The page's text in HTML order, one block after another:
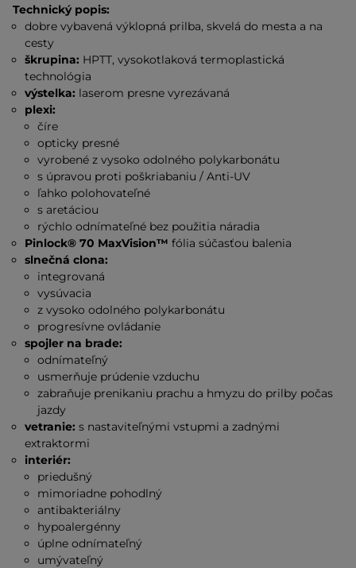
Technický popis:
dobre vybavená výklopná prilba, skvelá do mesta a na
cesty
škrupina: HPTT, vysokotlaková termoplastická
technológia
výstelka: laserom presne vyrezávaná
plexi:
číre
opticky presné
vyrobené z vysoko odolného polykarbonátu
s úpravou proti poškriabaniu / Anti-UV
ľahko polohovateľné
s aretáciou
rýchlo odnímateľné bez použitia náradia
Pinlock® 70 MaxVision™fóliasúčasťou balenia
slnečná clona:
integrovaná
vysúvacia
z vysoko odolného polykarbonátu
progresívne ovládanie
spojler na brade:
odnímateľný
usmerňuje prúdenie vzduchu
zabraňuje prenikaniu prachu a hmyzu do prilby počas
jazdy
vetranie:s nastaviteľnými vstupmi a zadnými
extraktormi
interiér:
priedušný
mimoriadne pohodlný
antibakteriálny
hypoalergénny
úplne odnímateľný
umývateľný